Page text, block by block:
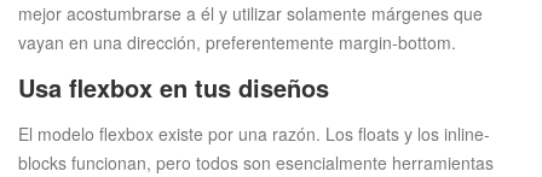
mejor acostumbrarse a él y utilizar solamente márgenes que
vayan en una dirección, preferentemente margin-bottom.
Usa flexbox en tus diseños
El modelo flexbox existe por una razón. Los floats y los inline-
blocks funcionan, pero todos son esencialmente herramientas